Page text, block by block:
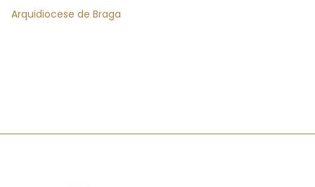
Arquidiocese de Braga